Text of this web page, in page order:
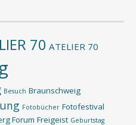
70 ATELIER 70
Besuch Braunschweig
Fotobücher Fotofestival
Forum Freigeist Geburtstag